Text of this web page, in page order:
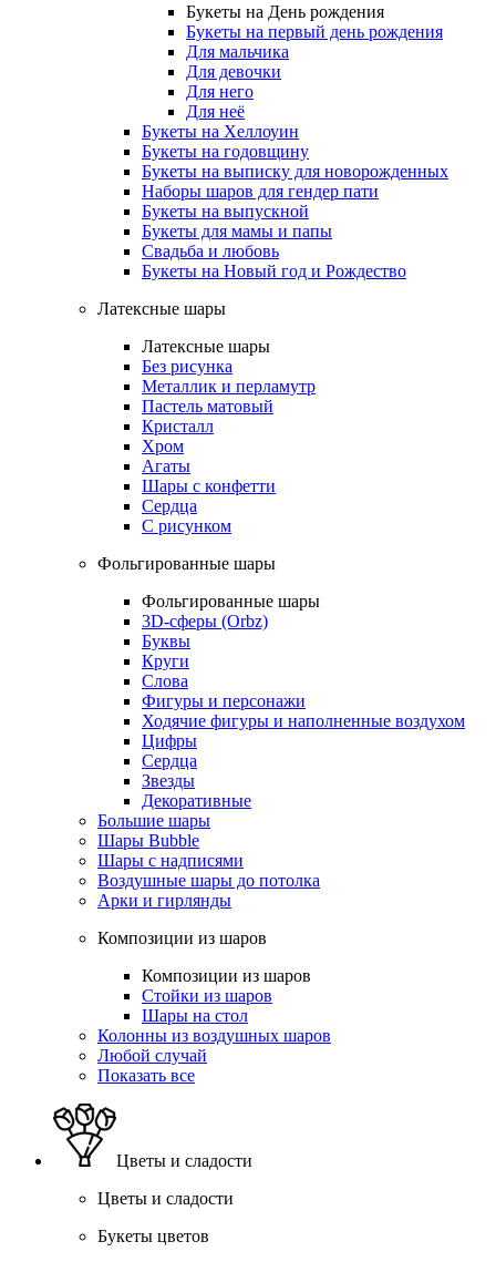
Букеты на День рождения
Букеты на первый день рождения
Для мальчика
Для девочки
Для него
Для неё
Букеты на Хеллоуин
Букеты на годовщину
Букеты на выписку для новорожденных
Наборы шаров для гендер пати
Букеты на выпускной
Букеты для мамы и папы
Свадьба и любовь
Букеты на Новый год и Рождество
Латексные шары
Латексные шары
Без рисунка
Металлик и перламутр
Пастель матовый
Кристалл
Хром
Агаты
Шары с конфетти
Сердца
С рисунком
Фольгированные шары
Фольгированные шары
3D-сферы (Orbz)
Буквы
Круги
Слова
Фигуры и персонажи
Ходячие фигуры и наполненные воздухом
Цифры
Сердца
Звезды
Декоративные
Большие шары
Шары Bubble
Шары с надписями
Воздушные шары до потолка
Арки и гирлянды
Композиции из шаров
Композиции из шаров
Стойки из шаров
Шары на стол
Колонны из воздушных шаров
Любой случай
Показать все
Цветы и сладости
Цветы и сладости
Букеты цветов